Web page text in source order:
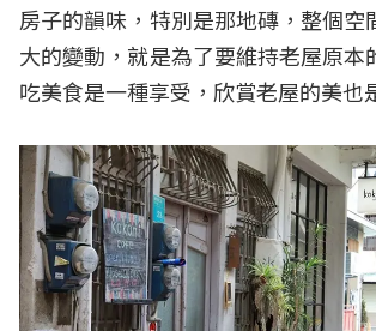
房子的韻味，特別是那地磚，整個空
大的變動，就是為了要維持老屋原本
吃美食是一種享受，欣賞老屋的美也